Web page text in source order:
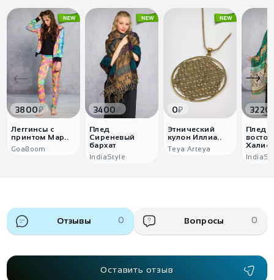
3800₽
Леггинсы с
принтом Мар..
GoaBoom
3400₽
Плед
Сиреневый
бархат
IndiaStyle
0₽
Этнический
кулон Иллиа..
Teya Arteya
3220
Плед
Отзывы 0 Вопросы 0
Оставить отзыв